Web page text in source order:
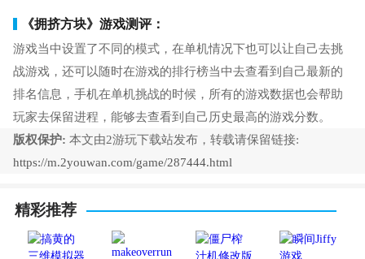
《拥挤方块》游戏测评：
游戏当中设置了不同的模式，在单机情况下也可以让自己去挑
战游戏，还可以随时在游戏的排行榜当中去查看到自己最新的
排名信息，手机在单机挑战的时候，所有的游戏数据也会帮助
玩家去保留进程，能够去查看到自己历史最高的游戏分数。
版权保护: 本文由2游玩下载站发布，转载请保留链接:
https://m.2youwan.com/game/287444.html
精彩推荐